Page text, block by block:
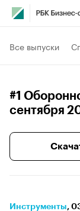
Все выпуски
#1
сентября
Инструменты⁠,